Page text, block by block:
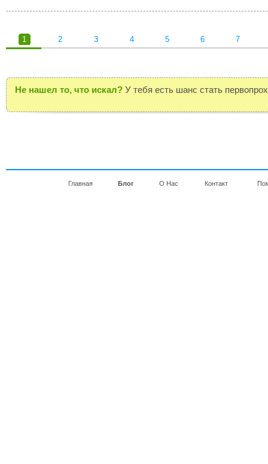
1 2 3 4 5 6 7
Не нашел то, что искал? У тебя есть шанс стать
Главная Блог О Нас Контакт